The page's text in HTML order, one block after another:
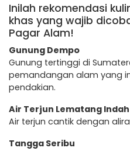
Inilah rekomendasi
khas yang wajib
Pagar Alam!
Gunung Dempo
Gunung tertinggi di
pemandangan alam yang
pendakian.
Air Terjun Lematang Indah
Air terjun cantik dengan
Tangga Seribu